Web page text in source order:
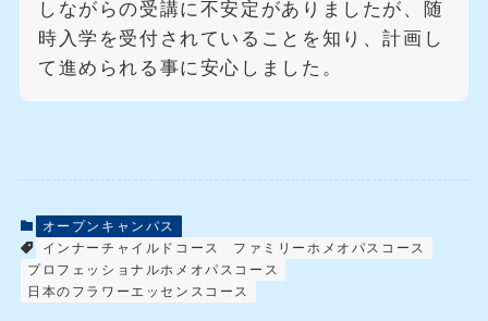
しながらの受講に不安定がありましたが、随
時入学を受付されていることを知り、計画し
て進められる事に安心しました。
オープンキャンパス
インナーチャイルドコース
ファミリーホメオパスコース
プロフェッショナルホメオパスコース
日本のフラワーエッセンスコース